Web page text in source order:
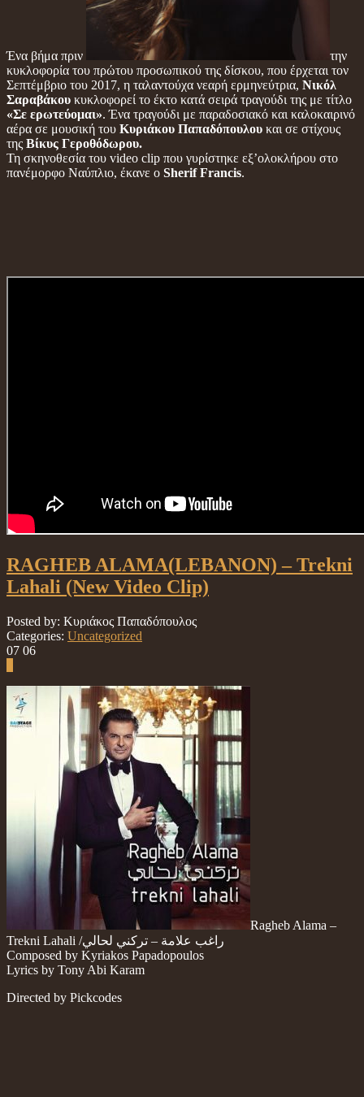
Ένα βήμα πριν
την
κυκλοφορία του πρώτου προσωπικού της δίσκου, που έρχεται τον
Σεπτέμβριο του 2017, η ταλαντούχα νεαρή ερμηνεύτρια, Νικόλ
Σαραβάκου κυκλοφορεί το έκτο κατά σειρά τραγούδι της με τίτλο
«Σε ερωτεύομαι». Ένα τραγούδι με παραδοσιακό και καλοκαιρινό
αέρα σε μουσική του Κυριάκου Παπαδόπουλου και σε στίχους
της Βίκυς Γεροθόδωρου.
Τη σκηνοθεσία του video clip που γυρίστηκε εξ’ολοκλήρου στο
πανέμορφο Ναύπλιο, έκανε ο Sherif Francis.
RAGHEB ALAMA(LΕBANOΝ) – Trekni
Lahali (Νew Video Clip)
Posted by: Κυριάκος Παπαδόπουλος
Categories: Uncategorized
07 06
Ragheb Alama –
Trekni Lahali /راغب علامة – تركني لحالي
Composed by Kyriakos Papadopoulos
Lyrics by Tony Abi Karam
Directed by Pickcodes